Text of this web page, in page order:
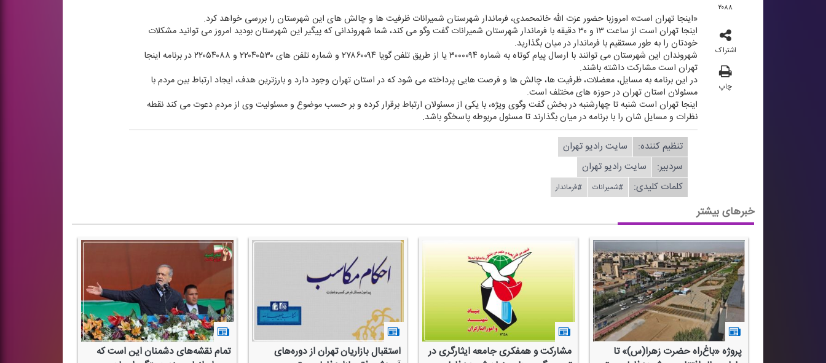
۲۰۸۸
اشتراک
چاپ
«اینجا تهران است» امروزبا حضور عزت الله خانمحمدی، فرماندار شهرستان شمیرانات ظرفیت ها و چالش های این شهرستان را بررسی خواهد كرد.
اینجا تهران است از ساعت ۱۳ و ۳۰ دقیقه با فرماندار شهرستان شمیرانات گفت وگو می كند، شما شهروندانی كه پیگیر این شهرستان بودید امروز می توانید مشكلات
خودتان را به طور مستقیم با فرماندار در میان بگذارید.
شهروندان این شهرستان می توانند با ارسال پیام كوتاه به شماره ۳۰۰۰۰۹۴ یا از طریق تلفن گویا ۲۷۸۶۰۰۹۴ و شماره تلفن های ۲۲۰۴۰۵۳۰ و ۲۲۰۵۴۰۸۸ در برنامه اینجا
تهران است مشاركت داشته باشند.
در این برنامه به مسایل، معضلات، ظرفیت ها، چالش ها و فرصت هایی پرداخته می شود كه در استان تهران وجود دارد و بارزترین هدف، ایجاد ارتباط بین مردم با
مسئولان استان تهران در حوزه های مختلف است.
اینجا تهران است شنبه تا چهارشنبه در بخش گفت وگوی ویژه، با یكی از مسئولان ارتباط برقرار كرده و بر حسب موضوع و مسئولیت وی از مردم دعوت می كند نقطه
نظرات و مسایل شان را با برنامه در میان بگذارند تا مسئول مربوطه پاسخگو باشد.
تنظیم كننده:
سایت رادیو تهران
سردبیر:
سایت رادیو تهران
کلمات کلیدی:
#شمیرانات #فرماندار
خبرهای بیشتر
پروژه «باغ‌راه حضرت زهرا(س)» تا
مشاركت و همفكری جامعه ایثارگری در
استقبال بازاریان تهران از دوره‌های
تمام نقشه‌های دشمنان این است كه